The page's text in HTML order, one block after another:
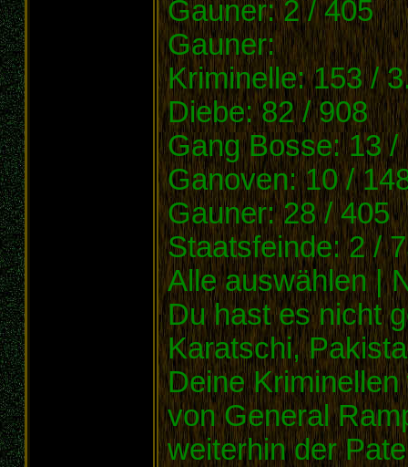
Gauner: 2 / 405
Gauner:
Kriminelle: 153 /
Diebe: 82 / 908
Gang Bosse: 13 /
Ganoven: 10 /
Gauner: 28 / 405
Staatsfeinde: 2 /
Alle auswählen |
Du hast es nicht
Karatschi,
Deine
von General
weiterhin der